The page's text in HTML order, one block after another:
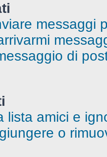
messaggi
di
lista amici e
o